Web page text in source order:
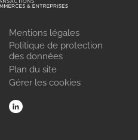
Mentions légales
Politique de protection
des données
Plan du site
Gérer les cookies